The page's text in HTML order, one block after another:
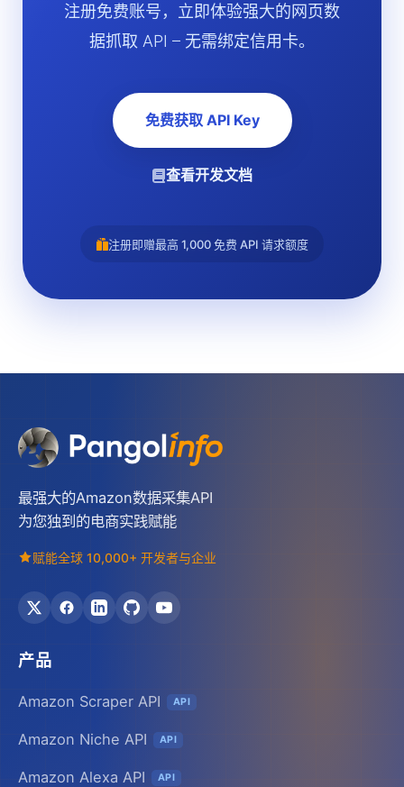
注册免费账号，立即体验强大的网页数
据抓取 API – 无需绑定信用卡。
免费获取 API Key
查看开发文档
注册即赠最高 1,000 免费 API 请求额度
最强大的Amazon数据采集API
为您独到的电商实践赋能
赋能全球 10,000+ 开发者与企业
产品
Amazon Scraper API API
Amazon Niche API API
Amazon Alexa API API